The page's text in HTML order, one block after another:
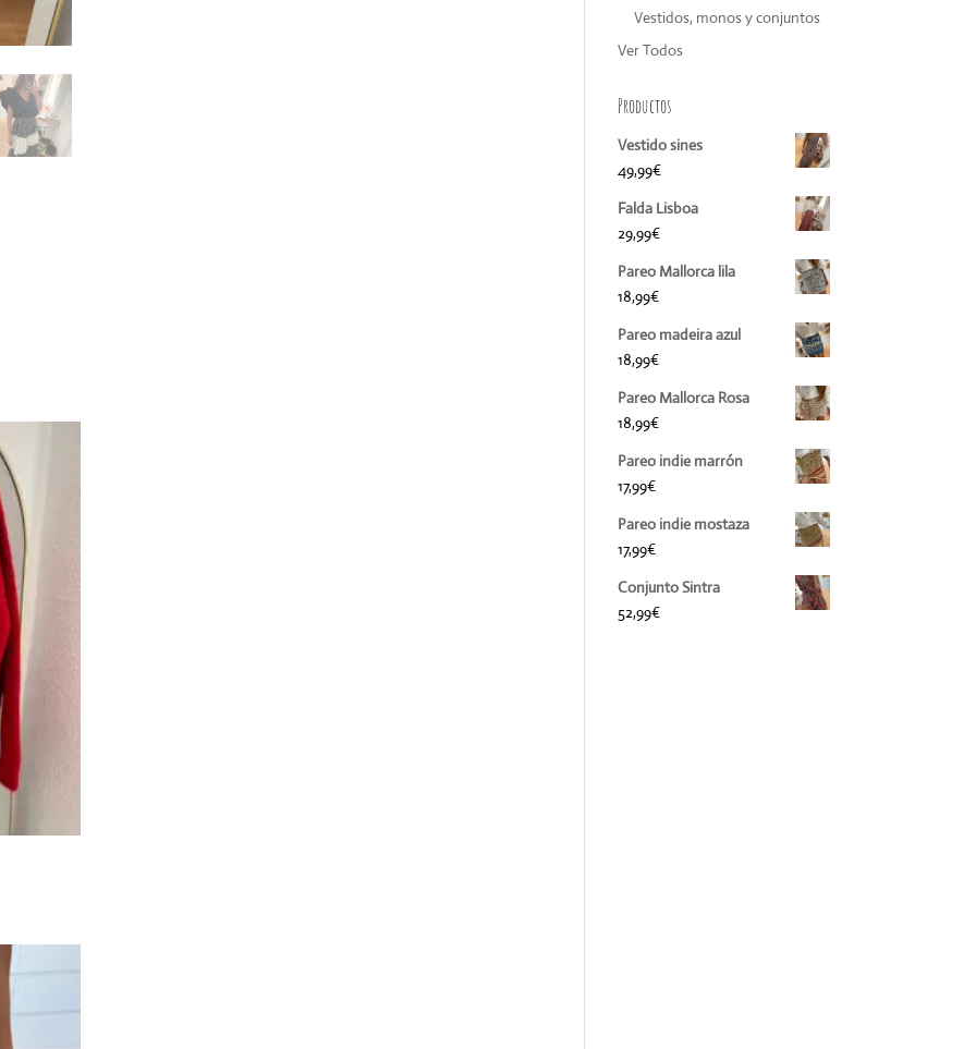
Vestidos, monos y conjuntos
Ver Todos
Productos
Vestido sines
49,99€
Falda Lisboa
29,99€
Pareo Mallorca lila
18,99€
Pareo madeira azul
18,99€
Pareo Mallorca Rosa
18,99€
Pareo indie marrón
17,99€
Pareo indie mostaza
17,99€
Conjunto Sintra
52,99€